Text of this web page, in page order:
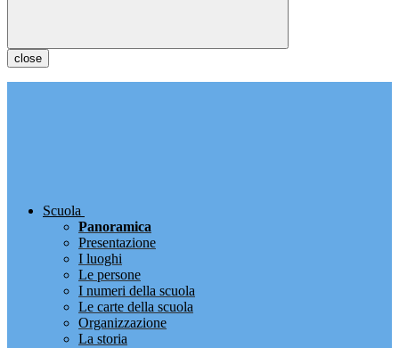
close
Scuola
Panoramica
Presentazione
I luoghi
Le persone
I numeri della scuola
Le carte della scuola
Organizzazione
La storia